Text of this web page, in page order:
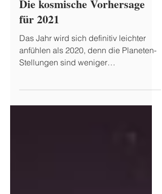
tellmepluto
Jan 5, 2021
Die kosmische Vorhersage
für 2021
Das Jahr wird sich definitiv leichter
Stellungen sind weniger
herausfordernd als sie es 2020 waren.